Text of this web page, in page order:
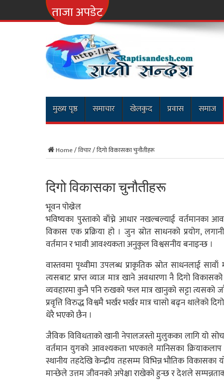
ताजा अपडेट
मुख्य पृष्ठ समाचार खेलकुद प्रवास समाज
Home/विचार/दिगो विकासका चुनौतीहरू
दिगो विकासका चुनौतीहरू
भूवन पोख्रेल
भविष्यका पुस्ताको बाँच्ने आधार नखल्बल्याई वर्तमानका
विकास एक प्रक्रिया हो । जुन स्रोत साधनको प्रयोग,
वर्तमान र भावी आवश्यकता अनुकुल विश्वसनीय बनाइन्छ ।
वास्तवमा पृथ्वीमा उपलब्ध प्राकृतिक स्रोत साधनलाई
त्यसबाट प्राप्त व्याज मात्र खाने अवधारणा नै दिगो
व्यवहारमा कुनै पनि रुखको फल मात्र खानुको सट्टा त्यसको जरै
प्रवृत्ति विरुद्ध विश्वमै भर्खर भर्खर मात्र चासो बढ्न थालेको
धेरै भएको छैन ।
जैविक विविधताको खानी नेपालजस्तो मुलुकका लागि यो
वर्तमान युगको आवश्यकता भएकाले मानिसका क्रियाकलाप
स्थानीय तहदेखि केन्द्रीय तहसम्म विभिन्न भौतिक
मान्छेले उत्तम जीवनको अपेक्षा राखेको हुन्छ र देशले